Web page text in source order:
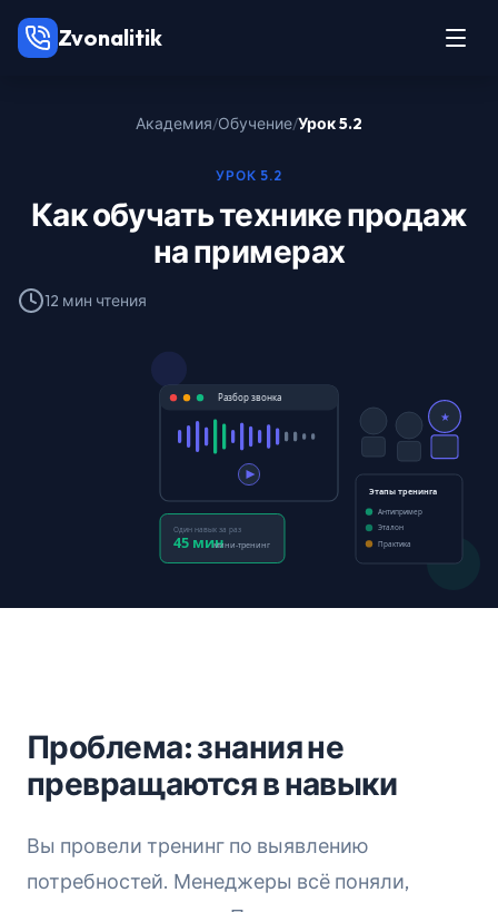
Zvonalitik
Академия/Обучение/Урок 5.2
УРОК 5.2
Как обучать технике продаж
на примерах
12 мин чтения
Разбор звонка
★
Этапы тренинга
Антипример
Эталон
Практика
Один навык за раз
45 минмини-тренинг
Проблема: знания не
превращаются в навыки
Вы провели тренинг по выявлению
потребностей. Менеджеры всё поняли,